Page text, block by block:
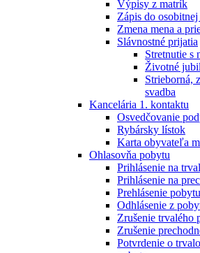
Výpisy z matrík
Zápis do
Zmena mena a
Slávnostné prijatia
Stretnutie s
Životné
Strieborná,
svadba
Kancelária 1. kontaktu
Osvedčovanie
Rybársky lístok
Karta obyvateľa
Ohlasovňa pobytu
Prihlásenie na
Prihlásenie na
Prehlásenie
Odhlásenie z
Zrušenie trvalého
Zrušenie
Potvrdenie o